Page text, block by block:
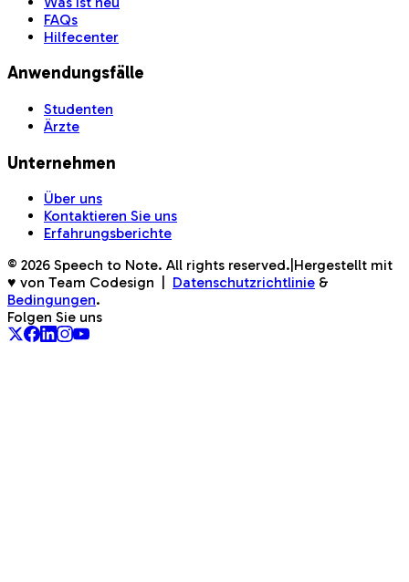
FAQs
Hilfecenter
Anwendungsfälle
Studenten
Ärzte
Unternehmen
Über uns
Kontaktieren Sie uns
Erfahrungsberichte
© 2026 Speech to Note. All rights reserved. Hergestellt mit
♥ von Team Codesign
Datenschutzrichtlinie &
Bedingungen.
Folgen Sie uns